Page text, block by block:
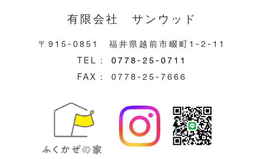
有限会社 サンウッド
〒915-0851 福井県越前市畷町1-2-11
TEL： 0778-25-0711
FAX： 0778-25-7666